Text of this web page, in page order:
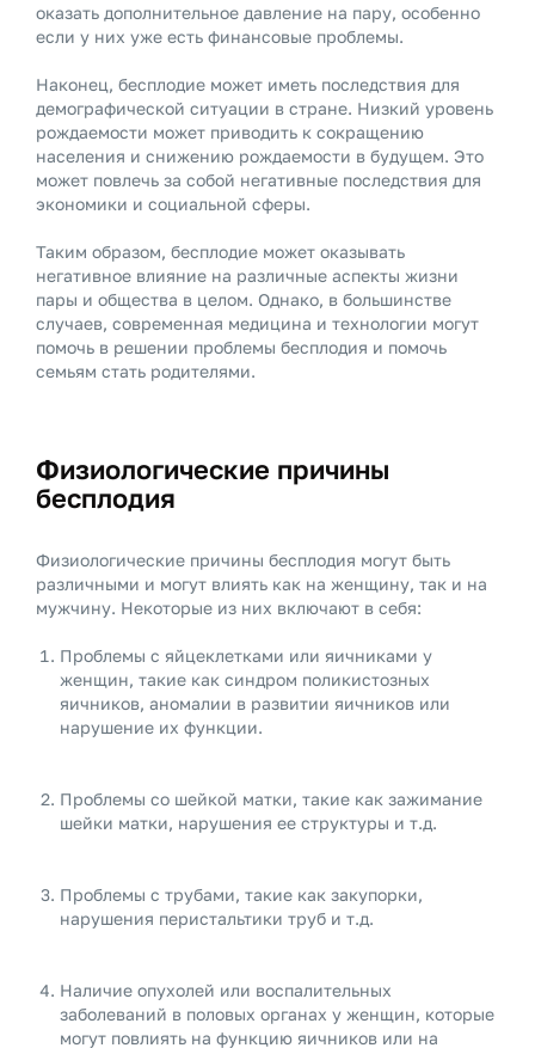
оказать дополнительное давление на пару, особенно
если у них уже есть финансовые проблемы.
Наконец, бесплодие может иметь последствия для
демографической ситуации в стране. Низкий уровень
рождаемости может приводить к сокращению
населения и снижению рождаемости в будущем. Это
может повлечь за собой негативные последствия для
экономики и социальной сферы.
Таким образом, бесплодие может оказывать
негативное влияние на различные аспекты жизни
пары и общества в целом. Однако, в большинстве
случаев, современная медицина и технологии могут
помочь в решении проблемы бесплодия и помочь
семьям стать родителями.
Физиологические причины
бесплодия
Физиологические причины бесплодия могут быть
различными и могут влиять как на женщину, так и на
мужчину. Некоторые из них включают в себя:
Проблемы с яйцеклетками или яичниками у
женщин, такие как синдром поликистозных
яичников, аномалии в развитии яичников или
нарушение их функции.
Проблемы со шейкой матки, такие как зажимание
шейки матки, нарушения ее структуры и т.д.
Проблемы с трубами, такие как закупорки,
нарушения перистальтики труб и т.д.
Наличие опухолей или воспалительных
заболеваний в половых органах у женщин, которые
могут повлиять на функцию яичников или на